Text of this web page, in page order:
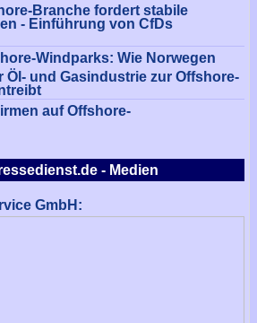
Branche fordert stabile
- Einführung von CfDs
Windparks: Wie Norwegen
Öl- und Gasindustrie zur Offshore-
auf Offshore-
- Medien
GmbH: